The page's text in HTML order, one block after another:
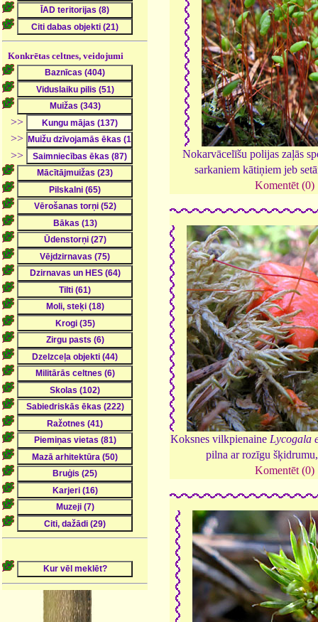
Konkrētas celtnes, veidojumi
>>
>>
>>
Nokarvācelīšu polijas zaļās
sarkaniem kātiņiem jeb
Komentēt (0)
Koksnes vilkpienaine Lycogala
pilna ar rozīgu
Komentēt (0)